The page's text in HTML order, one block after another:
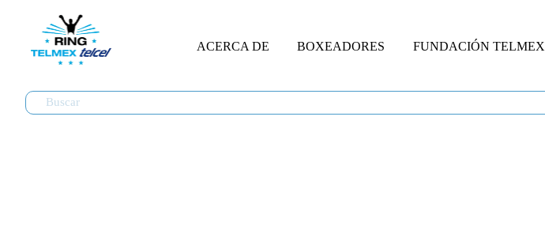
ACERCA DE BOXEADORES FUNDACIÓN TELMEX